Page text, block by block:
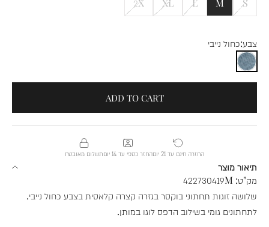
S
M
L
XL
2X
צבע:כחול נייבי
כחול נייבי
ADD TO CART
החזרה חינם עד 21 יום החזר כספי עד 14 יום תשלום מאובטח
תיאור מוצר
מק"ט: 422730419M
שלושה זוגות תחתוני בוקסר בגזרה קצרה קלאסית בצבע כחול נייבי.
לתחתונים גומי בשילוב הדפס לוגו במותן.